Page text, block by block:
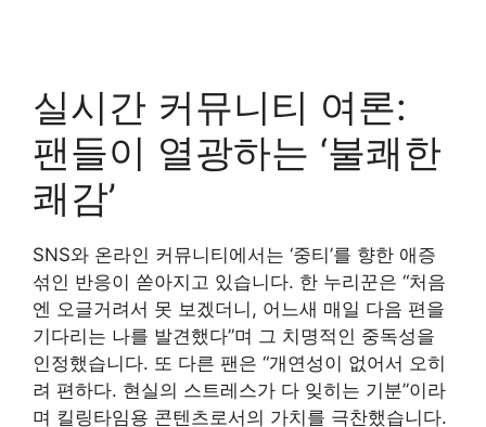
실시간 커뮤니티 여론:
팬들이 열광하는 ‘불쾌한
쾌감’
SNS와 온라인 커뮤니티에서는 ‘중티’를 향한 애증
섞인 반응이 쏟아지고 있습니다. 한 누리꾼은 “처음
엔 오글거려서 못 보겠더니, 어느새 매일 다음 편을
기다리는 나를 발견했다”며 그 치명적인 중독성을
인정했습니다. 또 다른 팬은 “개연성이 없어서 오히
려 편하다. 현실의 스트레스가 다 잊히는 기분”이라
며 킬링타임용 콘텐츠로서의 가치를 극찬했습니다.